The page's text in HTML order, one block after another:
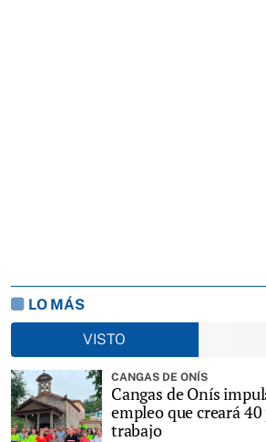
LO MÁS
VISTO
CANGAS DE ONÍS
Cangas de Onís
empleo que creará
trabajo